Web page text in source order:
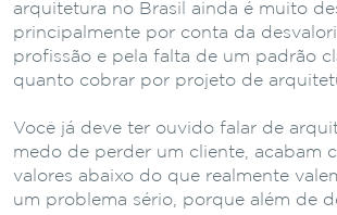
arquitetura no Brasil ainda é muito
principalmente por conta da
profissão e pela falta de um padrão
quanto cobrar por projeto de
Você já deve ter ouvido falar de
medo de perder um cliente, acabam
valores abaixo do que realmente
um problema sério, porque além de